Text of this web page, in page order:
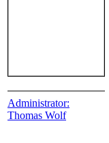
Administrator:
Thomas Wolf